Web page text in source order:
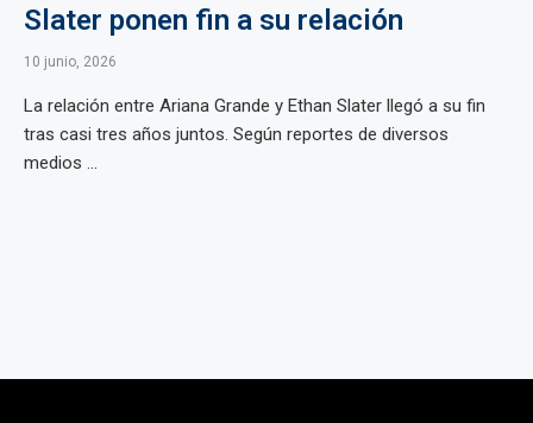
Slater ponen fin a su relación
10 junio, 2026
La relación entre Ariana Grande y Ethan Slater llegó a su fin
tras casi tres años juntos. Según reportes de diversos
medios ...